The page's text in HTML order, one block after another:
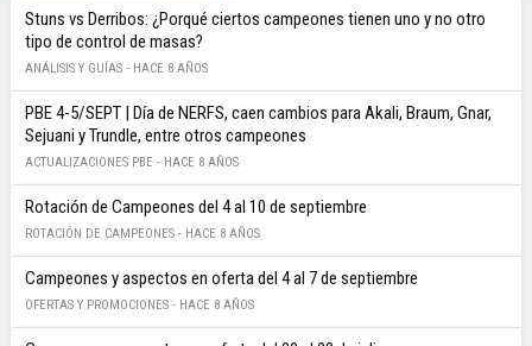
Stuns vs Derribos: ¿Porqué ciertos campeones tienen uno y no otro
tipo de control de masas?
ANÁLISIS Y GUÍAS - HACE 8 AÑOS
PBE 4-5/SEPT | Día de NERFS, caen cambios para Akali, Braum, Gnar,
Sejuani y Trundle, entre otros campeones
ACTUALIZACIONES PBE - HACE 8 AÑOS
Rotación de Campeones del 4 al 10 de septiembre
ROTACIÓN DE CAMPEONES - HACE 8 AÑOS
Campeones y aspectos en oferta del 4 al 7 de septiembre
OFERTAS Y PROMOCIONES - HACE 8 AÑOS